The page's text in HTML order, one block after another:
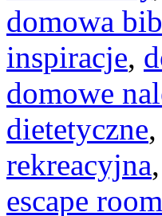
domowa
inspiracje,
domowe
dietetyczne,
rekreacyjna,
escape